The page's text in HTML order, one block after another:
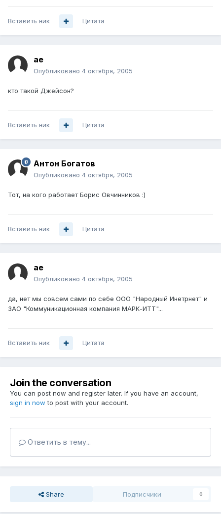
Вставить ник Цитата
ae
Опубликовано 4 октября, 2005
кто такой Джейсон?
Вставить ник Цитата
Антон Богатов
Опубликовано 4 октября, 2005
Тот, на кого работает Борис Овчинников :)
Вставить ник Цитата
ae
Опубликовано 4 октября, 2005
да, нет мы совсем сами по себе ООО "Народный Инетрнет" и
ЗАО "Коммуникационная компания МАРК-ИТТ"...
Вставить ник Цитата
Join the conversation
You can post now and register later. If you have an account,
sign in now to post with your account.
Ответить в тему...
Share Подписчики 0